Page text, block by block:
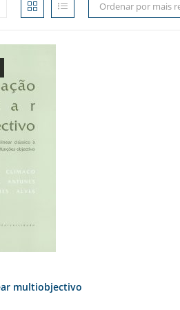
Ordenar por mais
multiobjectivo